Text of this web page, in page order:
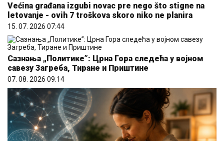
Većina građana izgubi novac pre nego što stigne na
letovanje - ovih 7 troškova skoro niko ne planira
15. 07. 2026 07:44
Сазнања „Политике”: Црна Гора следећа у војном
савезу Загреба, Тиране и Приштине
07. 08. 2026 09:14